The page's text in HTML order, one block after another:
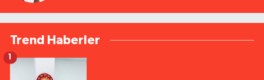
Trend Haberler
1